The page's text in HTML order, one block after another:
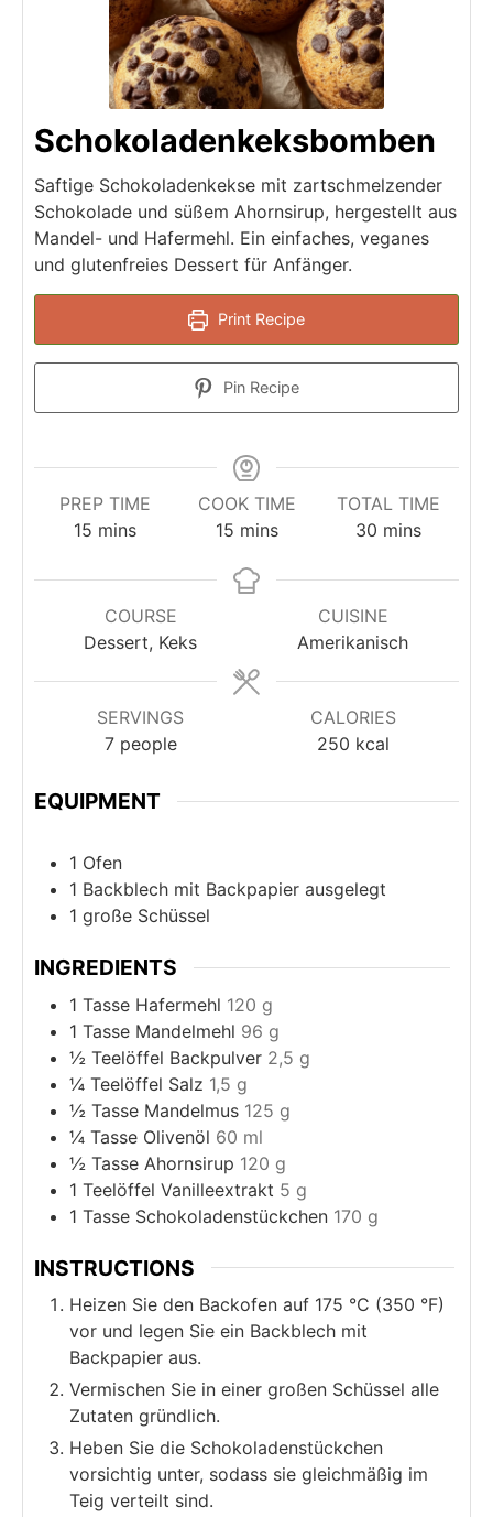
Schokoladenkeksbomben
Saftige Schokoladenkekse mit zartschmelzender
Schokolade und süßem Ahornsirup, hergestellt aus
Mandel- und Hafermehl. Ein einfaches, veganes
und glutenfreies Dessert für Anfänger.
Print Recipe
Pin Recipe
PREP TIME
15minutes
mins
COOK TIME
15minutes
mins
TOTAL TIME
30minutes
mins
COURSE
Dessert, Keks
CUISINE
Amerikanisch
SERVINGS
7 people
CALORIES
250 kcal
EQUIPMENT
1 Ofen
1 Backblech mit Backpapier ausgelegt
1 große Schüssel
INGREDIENTS
1 Tasse Hafermehl 120 g
1 Tasse Mandelmehl 96 g
½ Teelöffel Backpulver 2,5 g
¼ Teelöffel Salz 1,5 g
½ Tasse Mandelmus 125 g
¼ Tasse Olivenöl 60 ml
½ Tasse Ahornsirup 120 g
1 Teelöffel Vanilleextrakt 5 g
1 Tasse Schokoladenstückchen 170 g
INSTRUCTIONS
Heizen Sie den Backofen auf 175 °C (350 °F)
vor und legen Sie ein Backblech mit
Backpapier aus.
Vermischen Sie in einer großen Schüssel alle
Zutaten gründlich.
Heben Sie die Schokoladenstückchen
vorsichtig unter, sodass sie gleichmäßig im
Teig verteilt sind.